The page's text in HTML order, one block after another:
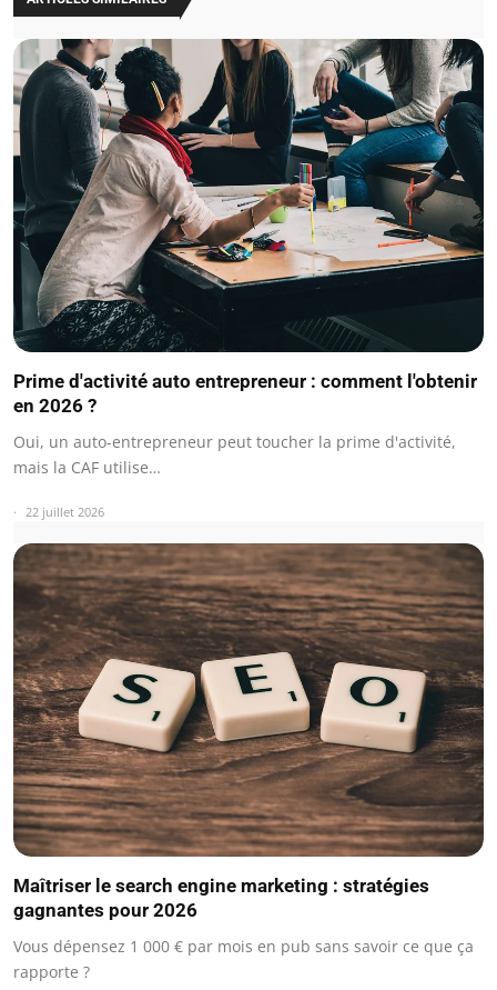
Prime d'activité auto entrepreneur : comment l'obtenir
en 2026 ?
Oui, un auto-entrepreneur peut toucher la prime d'activité,
mais la CAF utilise…
22 juillet 2026
Maîtriser le search engine marketing : stratégies
gagnantes pour 2026
Vous dépensez 1 000 € par mois en pub sans savoir ce que ça
rapporte ?